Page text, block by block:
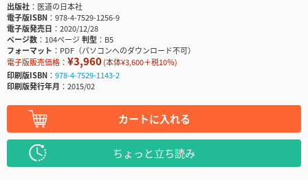
出版社
医道の日本社
電子版ISBN
978-4-7529-1256-9
電子版発売日
2020/12/28
ページ数
104ページ判型
B5
フォーマット
PDF（パソコンへのダウンロード不可）
電子版販売価格： ¥3,960(本体¥3,600＋税10％)
印刷版ISBN
978-4-7529-1143-2
印刷版発行年月
2015/02
カートに入れる
ちょっと立ち読み